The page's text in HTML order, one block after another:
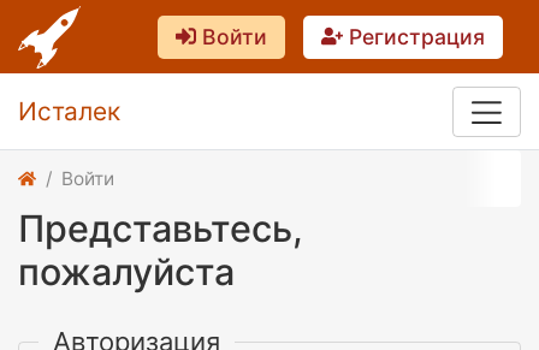
Войти Регистрация
Исталек
Войти
Представьтесь,
пожалуйста
Авторизация